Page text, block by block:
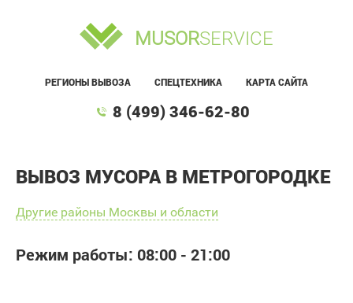
MUSORSERVICE
РЕГИОНЫ ВЫВОЗА СПЕЦТЕХНИКА КАРТА САЙТА
8 (499) 346-62-80
ВЫВОЗ МУСОРА В МЕТРОГОРОДКЕ
Другие районы Москвы и области
Режим работы: 08:00 - 21:00